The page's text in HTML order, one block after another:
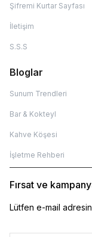
Şifremi Kurtar Sayfası
İletişim
S.S.S
Bloglar
Sunum Trendleri
Bar & Kokteyl
Kahve Köşesi
İşletme Rehberi
Fırsat ve
Lütfen e-mail